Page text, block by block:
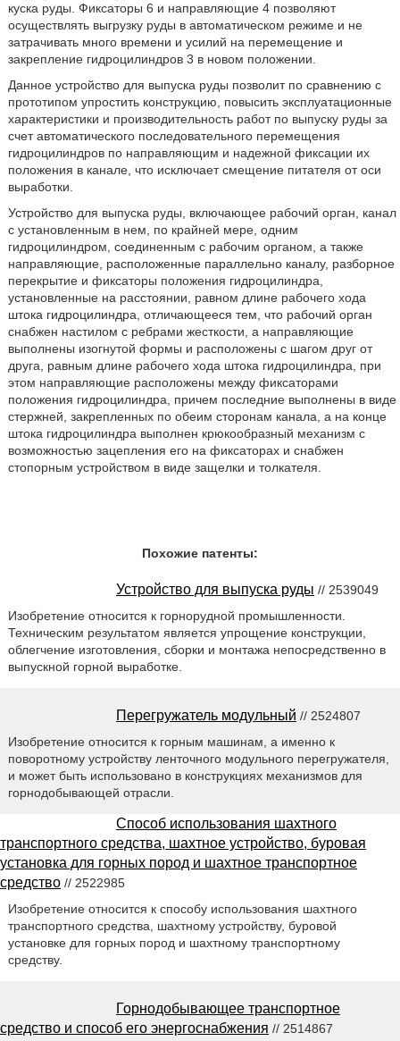
куска руды. Фиксаторы 6 и направляющие 4 позволяют
осуществлять выгрузку руды в автоматическом режиме и не
затрачивать много времени и усилий на перемещение и
закрепление гидроцилиндров 3 в новом положении.
Данное устройство для выпуска руды позволит по сравнению с
прототипом упростить конструкцию, повысить эксплуатационные
характеристики и производительность работ по выпуску руды за
счет автоматического последовательного перемещения
гидроцилиндров по направляющим и надежной фиксации их
положения в канале, что исключает смещение питателя от оси
выработки.
Устройство для выпуска руды, включающее рабочий орган, канал
с установленным в нем, по крайней мере, одним
гидроцилиндром, соединенным с рабочим органом, а также
направляющие, расположенные параллельно каналу, разборное
перекрытие и фиксаторы положения гидроцилиндра,
установленные на расстоянии, равном длине рабочего хода
штока гидроцилиндра, отличающееся тем, что рабочий орган
снабжен настилом с ребрами жесткости, а направляющие
выполнены изогнутой формы и расположены с шагом друг от
друга, равным длине рабочего хода штока гидроцилиндра, при
этом направляющие расположены между фиксаторами
положения гидроцилиндра, причем последние выполнены в виде
стержней, закрепленных по обеим сторонам канала, а на конце
штока гидроцилиндра выполнен крюкообразный механизм с
возможностью зацепления его на фиксаторах и снабжен
стопорным устройством в виде защелки и толкателя.
Похожие патенты:
Устройство для выпуска руды // 2539049
Изобретение относится к горнорудной промышленности.
Техническим результатом является упрощение конструкции,
облегчение изготовления, сборки и монтажа непосредственно в
выпускной горной выработке.
Перегружатель модульный // 2524807
Изобретение относится к горным машинам, а именно к
поворотному устройству ленточного модульного перегружателя,
и может быть использовано в конструкциях механизмов для
горнодобывающей отрасли.
Способ использования шахтного
транспортного средства, шахтное устройство, буровая
установка для горных пород и шахтное транспортное
средство // 2522985
Изобретение относится к способу использования шахтного
транспортного средства, шахтному устройству, буровой
установке для горных пород и шахтному транспортному
средству.
Горнодобывающее транспортное
средство и способ его энергоснабжения // 2514867